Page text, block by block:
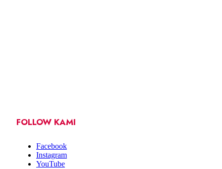
FOLLOW KAMI
Facebook
Instagram
YouTube